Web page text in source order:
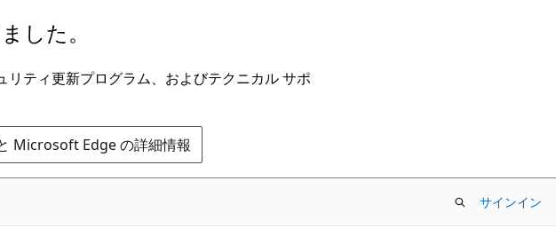
した。
ティ更新プログラム、およびテクニカル サポ
Microsoft Edge の詳細情報
サインイン